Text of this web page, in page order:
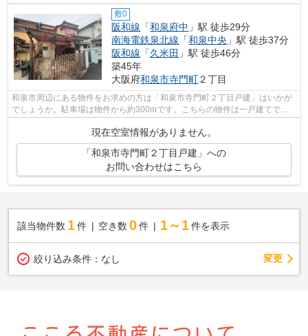
敷0
阪和線 「和泉府中 」駅 徒歩29分
南海電鉄泉北線 「和泉中央 」駅 徒歩37分
阪和線 「久米田 」駅 徒歩46分
築45年
大阪府和泉市寺門町２丁目
和泉市周辺にある物件をお求めの方は「和泉市寺門町２丁目戸建」はいかが
でしょうか。駐車場は物件から約300mです。こちらの物件は一戸建てで
す。こころ不動産 深井店でしたら、迅速に...
現在空室情報がありません。
「和泉市寺門町２丁目戸建」への
お問い合わせはこちら
該当物件数 1件 空き数 0 件 1～1 件を表示
絞り込み条件： なし 変更